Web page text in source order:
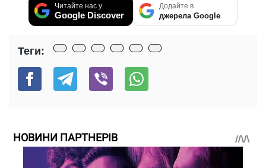
Читайте нас у
Google Discover
Додайте в
джерела Google
Теги:
НОВИНИ ПАРТНЕРІВ